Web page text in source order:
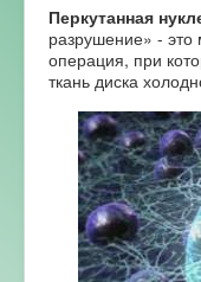
Лечение
Советы врача
Форум
Перкутанная
разрушение» - это
операция, при
ткань диска